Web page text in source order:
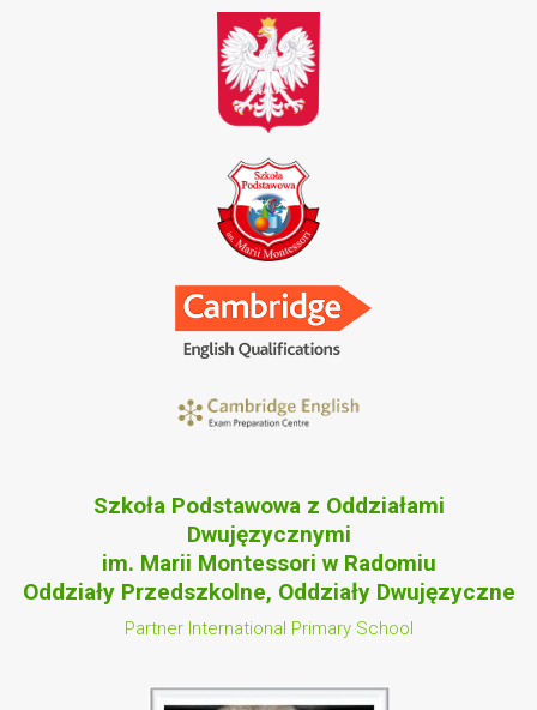
Szkoła Podstawowa z Oddziałami
Dwujęzycznymi
im. Marii Montessori w Radomiu
Oddziały Przedszkolne, Oddziały Dwujęzyczne
Partner International Primary School